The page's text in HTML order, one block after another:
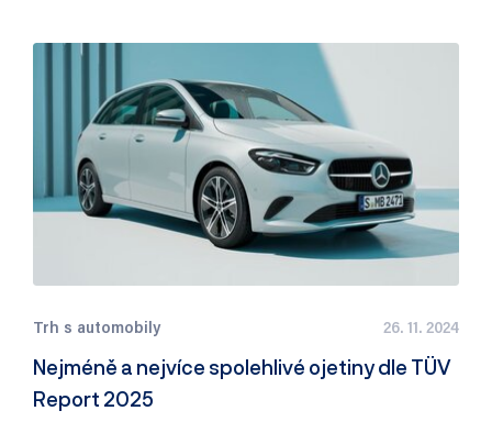
Trh s automobily 26. 11. 2024
Nejméně a nejvíce spolehlivé ojetiny dle TÜV
Report 2025